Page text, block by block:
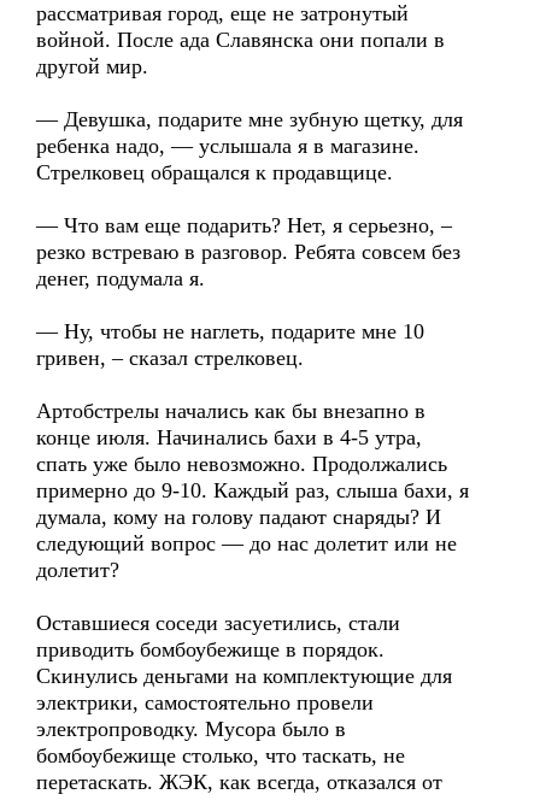
рассматривая город, еще не затронутый
войной. После ада Славянска они попали в
другой мир.
— Девушка, подарите мне зубную щетку, для
ребенка надо, — услышала я в магазине.
Стрелковец обращался к продавщице.
— Что вам еще подарить? Нет, я серьезно, –
резко встреваю в разговор. Ребята совсем без
денег, подумала я.
— Ну, чтобы не наглеть, подарите мне 10
гривен, – сказал стрелковец.
Артобстрелы начались как бы внезапно в
конце июля. Начинались бахи в 4-5 утра,
спать уже было невозможно. Продолжались
примерно до 9-10. Каждый раз, слыша бахи, я
думала, кому на голову падают снаряды? И
следующий вопрос — до нас долетит или не
долетит?
Оставшиеся соседи засуетились, стали
приводить бомбоубежище в порядок.
Скинулись деньгами на комплектующие для
электрики, самостоятельно провели
электропроводку. Мусора было в
бомбоубежище столько, что таскать, не
перетаскать. ЖЭК, как всегда, отказался от